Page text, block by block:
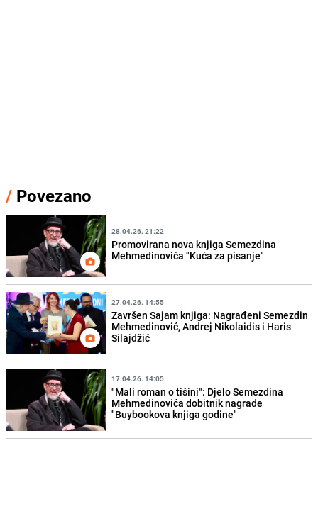
/ Povezano
28.04.26. 21:22
Promovirana nova knjiga Semezdina
Mehmedinovića "Kuća za pisanje"
27.04.26. 14:55
Završen Sajam knjiga: Nagrađeni Semezdin
Mehmedinović, Andrej Nikolaidis i Haris
Silajdžić
17.04.26. 14:05
"Mali roman o tišini": Djelo Semezdina
Mehmedinovića dobitnik nagrade
"Buybookova knjiga godine"